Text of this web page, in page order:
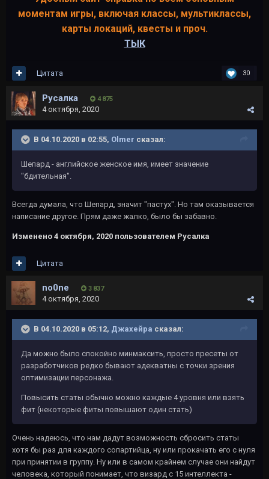
моментам игры, включая классы, мультиклассы,
карты локаций, квесты и проч.
ТЫК
30
Цитата
Русалка 4 875
4 октября, 2020
В 04.10.2020 в 02:55, Olmer сказал:
Шепард - английское женское имя, имеет значение
"бдительная".
Всегда думала, что Шепард, значит "пастух". Но там оказывается
написание другое. Прям даже жалко, было бы забавно.
Изменено 4 октября, 2020 пользователем Русалка
Цитата
no0ne 3 837
4 октября, 2020
В 04.10.2020 в 05:12, Джахейра сказал:
Да можно было спокойно минмаксить, просто пресеты от
разработчиков редко бывают адекватны с точки зрения
оптимизации персонажа.
Повысить статы обычно можно каждые 4 уровня или взять
фит (некоторые фиты повышают один стать)
Очень надеюсь, что нам дадут возможность сбросить статы
хотя бы раз для каждого сопартийца, ну или прокачать его с нуля
при принятии в группу. Ну или в самом крайнем случае они найдут
человека, который понимает, что визард с 15 интеллекта -